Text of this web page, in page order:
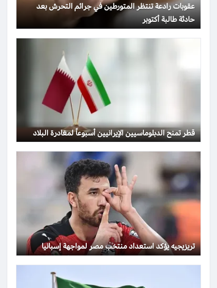
عقوبات رادعة تنتظر المتورطين في جرائم التحرش بعد
حادثة طالبة أكتوبر
قطر تمنح الدبلوماسيين الإيرانيين أسبوعاً لمغادرة البلاد
تريزيجيه يؤكد استعداد منتخب مصر لمواجهة إسبانيا